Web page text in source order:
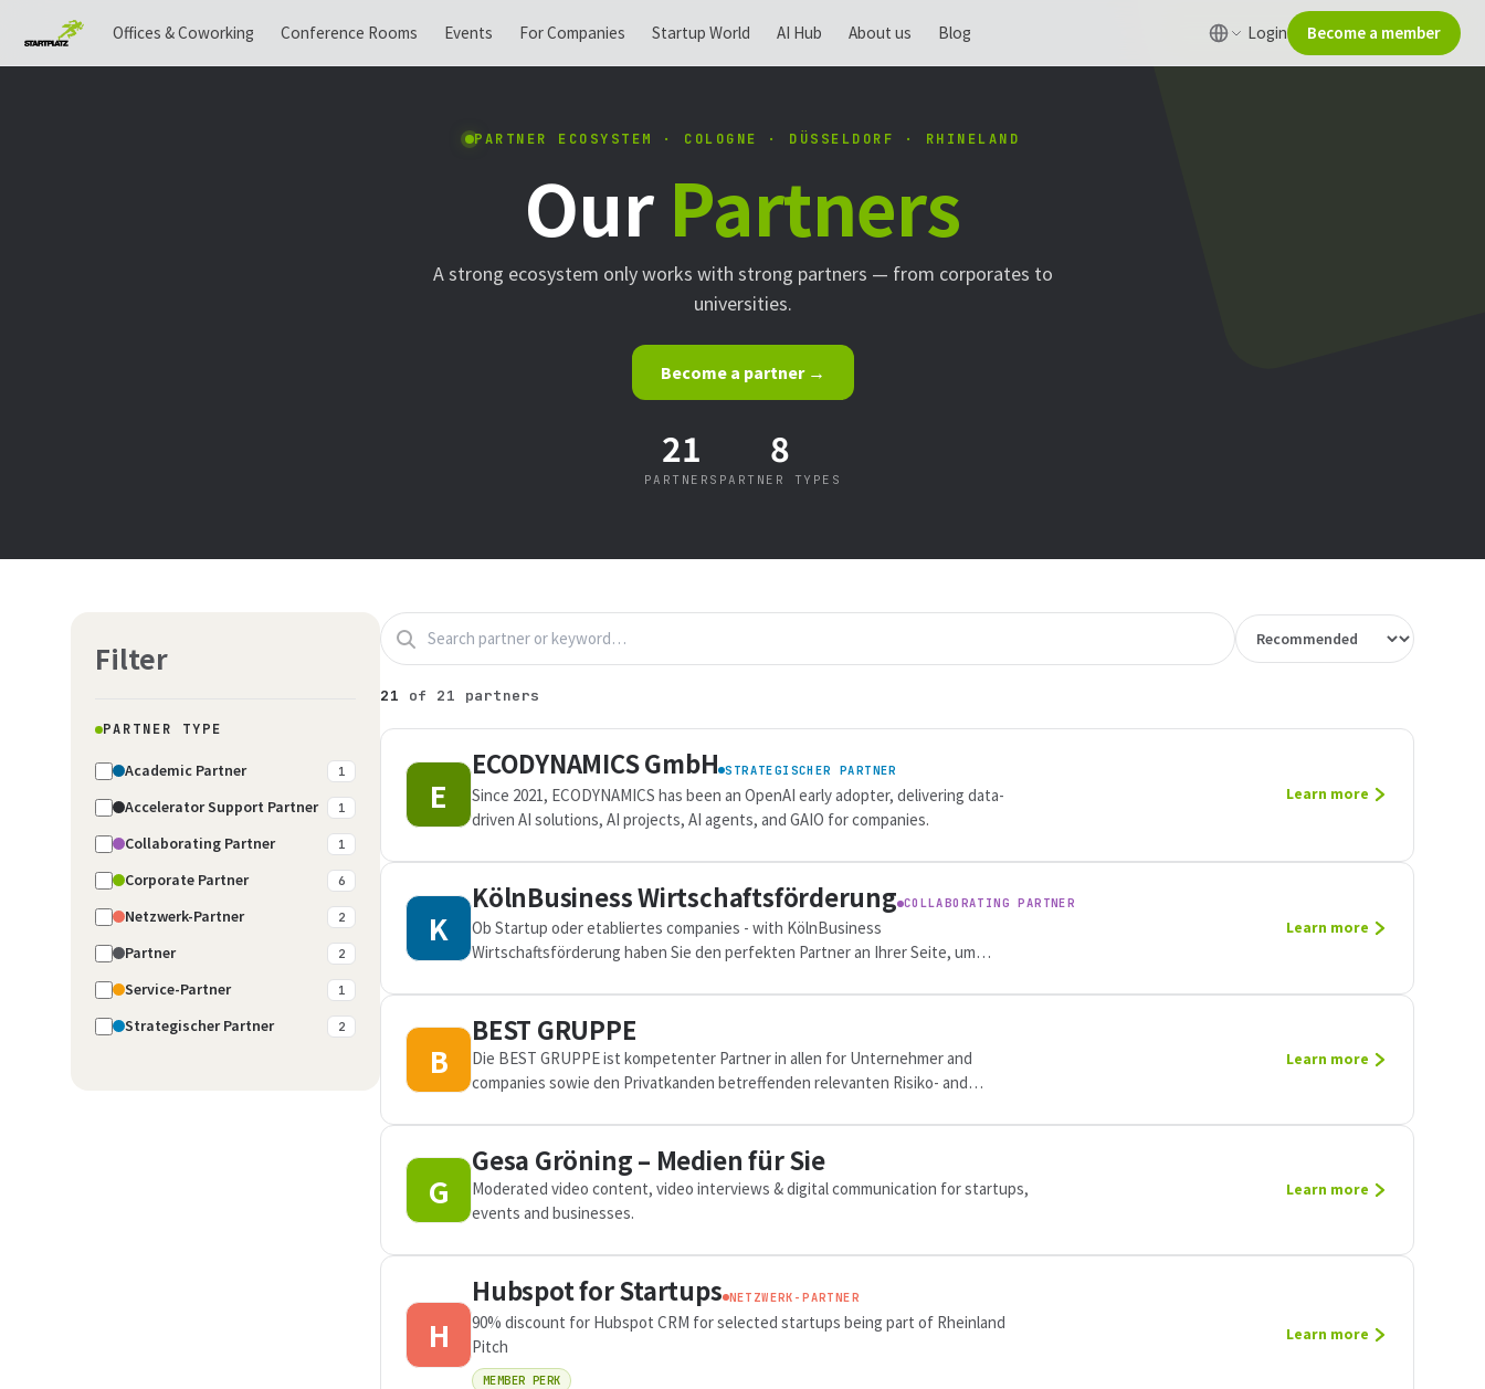
Offices & Coworking Conference Rooms Events For Companies Startup World AI Hub About us Blog Login Become a member
PARTNER ECOSYSTEM · COLOGNE · DÜSSELDORF · RHINELAND
Our Partners
A strong ecosystem only works with strong partners — from corporates to
universities.
Become a partner →
21
PARTNERS
8
PARTNER TYPES
Filter
PARTNER TYPE
Academic Partner 1
Accelerator Support Partner 1
Collaborating Partner 1
Corporate Partner 6
Netzwerk-Partner 2
Partner 2
Service-Partner 1
Strategischer Partner 2
21 of 21 partners
E
ECODYNAMICS GmbH STRATEGISCHER PARTNER
Since 2021, ECODYNAMICS has been an OpenAI early adopter, delivering data-
driven AI solutions, AI projects, AI agents, and GAIO for companies.
Learn more
K
KölnBusiness Wirtschaftsförderung COLLABORATING PARTNER
Ob Startup oder etabliertes companies - with KölnBusiness
Wirtschaftsförderung haben Sie den perfekten Partner an Ihrer Seite, um
Learn more
B
BEST GRUPPE
Die BEST GRUPPE ist kompetenter Partner in allen for Unternehmer and
companies sowie den Privatkanden betreffenden relevanten Risiko- and
Learn more
G
Gesa Gröning – Medien für Sie
Moderated video content, video interviews & digital communication for startups,
events and businesses.
Learn more
H
Hubspot for Startups NETZWERK-PARTNER
90% discount for Hubspot CRM for selected startups being part of Rheinland
Pitch
MEMBER PERK
Learn more